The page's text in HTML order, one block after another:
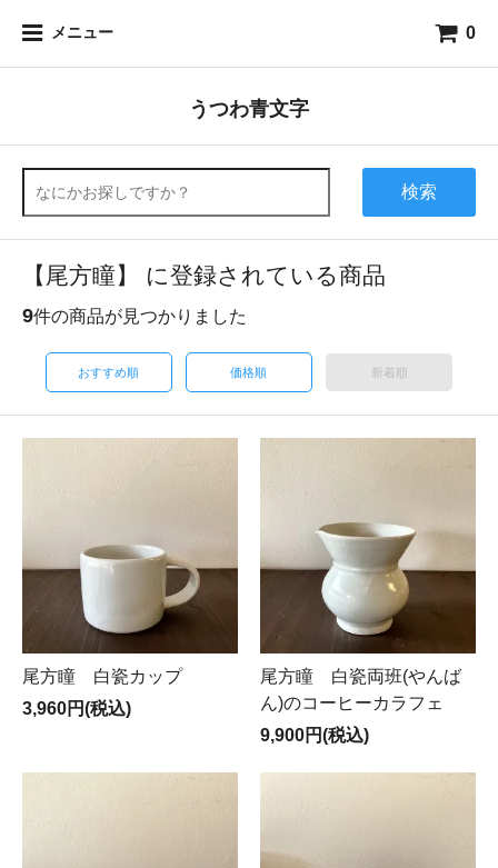
メニュー 0
うつわ青文字
検索
【尾方瞳】 に登録されている商品
9件の商品が見つかりました
おすすめ順 価格順 新着順
尾方瞳 白瓷カップ
3,960円(税込)
尾方瞳 白瓷両班(やんば
ん)のコーヒーカラフェ
9,900円(税込)